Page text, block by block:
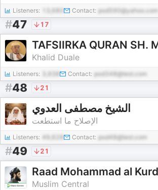
Listeners: Contact: pod590@yahoo.com
#47 17
Khalid Duale
Listeners: Contact: pod348@test.com
#48 21
الشيخ مصطفى العدوي
الإصلاح ما استطعت
Listeners: 49,628 Contact: pod48@test.com
#49 21
Raad Mohammad al
Muslim Central